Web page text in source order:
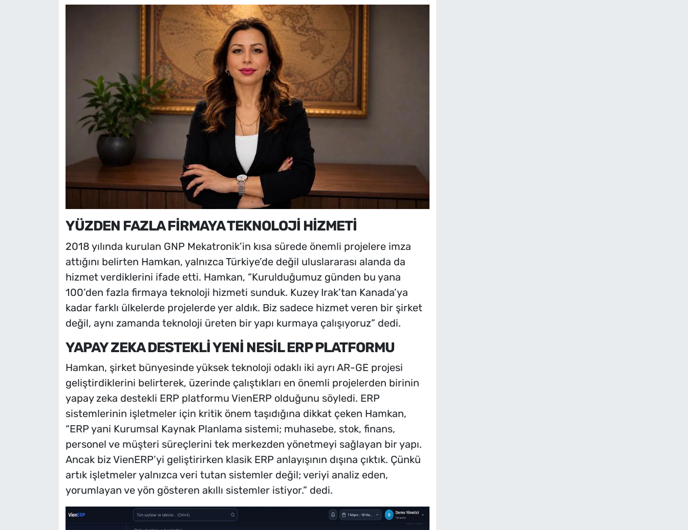
YÜZDEN FAZLA FİRMAYA TEKNOLOJİ HİZMETİ
2018 yılında kurulan GNP Mekatronik’in kısa sürede önemli projelere imza
attığını belirten Hamkan, yalnızca Türkiye’de değil uluslararası alanda da
hizmet verdiklerini ifade etti. Hamkan, “Kurulduğumuz günden bu yana
100’den fazla firmaya teknoloji hizmeti sunduk. Kuzey Irak’tan Kanada’ya
kadar farklı ülkelerde projelerde yer aldık. Biz sadece hizmet veren bir şirket
değil, aynı zamanda teknoloji üreten bir yapı kurmaya çalışıyoruz” dedi.
YAPAY ZEKA DESTEKLİ YENİ NESİL ERP PLATFORMU
Hamkan, şirket bünyesinde yüksek teknoloji odaklı iki ayrı AR-GE projesi
geliştirdiklerini belirterek, üzerinde çalıştıkları en önemli projelerden birinin
yapay zeka destekli ERP platformu VienERP olduğunu söyledi. ERP
sistemlerinin işletmeler için kritik önem taşıdığına dikkat çeken Hamkan,
“ERP yani Kurumsal Kaynak Planlama sistemi; muhasebe, stok, finans,
personel ve müşteri süreçlerini tek merkezden yönetmeyi sağlayan bir yapı.
Ancak biz VienERP’yi geliştirirken klasik ERP anlayışının dışına çıktık. Çünkü
artık işletmeler yalnızca veri tutan sistemler değil; veriyi analiz eden,
yorumlayan ve yön gösteren akıllı sistemler istiyor.” dedi.